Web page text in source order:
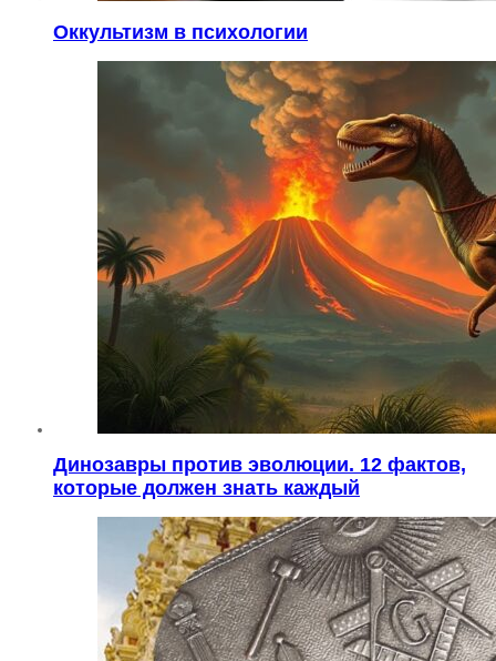
Оккультизм в психологии
Динозавры против эволюции. 12 фактов,
которые должен знать каждый